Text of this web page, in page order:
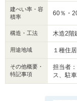
建ぺい率・容
積率
60％・
構造・工法 木造2階
用途地域 １種住居
その他概要・
特記事項
担当者
ス、駐